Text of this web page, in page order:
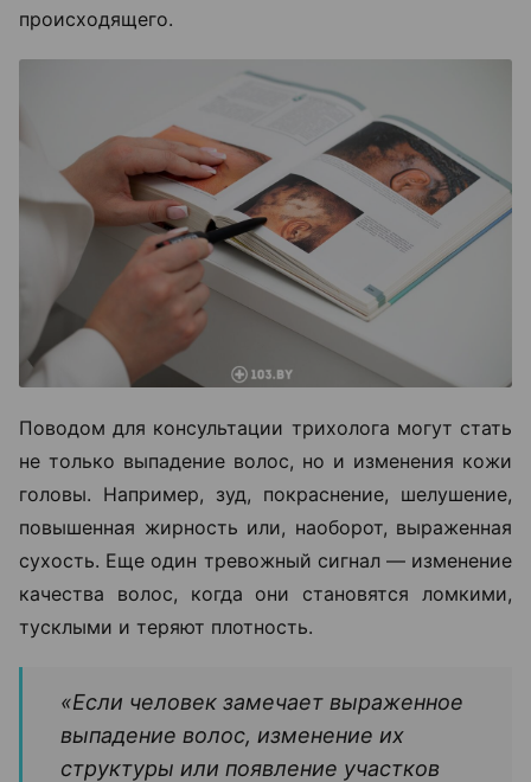
происходящего.
Поводом для консультации трихолога могут стать
не только выпадение волос, но и изменения кожи
головы. Например, зуд, покраснение, шелушение,
повышенная жирность или, наоборот, выраженная
сухость. Еще один тревожный сигнал — изменение
качества волос, когда они становятся ломкими,
тусклыми и теряют плотность.
«Если человек замечает выраженное
выпадение волос, изменение их
структуры или появление участков